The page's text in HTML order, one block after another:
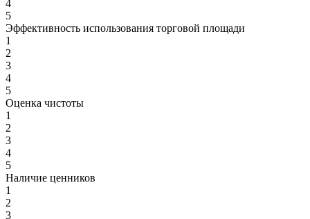
4
5
Эффективность использования торговой площади
1
2
3
4
5
Оценка чистоты
1
2
3
4
5
Наличие ценников
1
2
3